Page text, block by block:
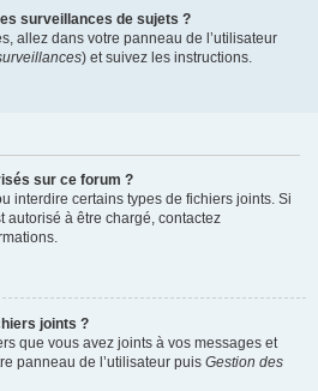
surveillances de sujets ?
allez dans votre panneau de l’utilisateur
) et suivez les instructions.
sur ce forum ?
interdire certains types de fichiers joints. Si
autorisé à être chargé, contactez
joints ?
que vous avez joints à vos messages et
panneau de l’utilisateur puis Gestion des